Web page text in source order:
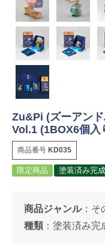
Zu&Pi (ズーアン
Vol.1 (1BOX6個入
商品番号 KD035
限定商品 塗装済み完
商品ジャンル： そ
種類 ： 塗装済み完